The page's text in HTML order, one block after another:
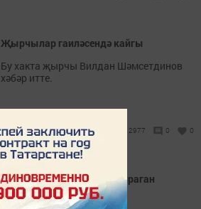
Җырчылар гаиләсендә кайгы
Бу хакта җырчы Вилдан Шәмсетдинов
хәбәр итте.
2977 0 0
Гөлназ Асаева авариягә очраган
Ул бу хакта үзе хәбәр итте.